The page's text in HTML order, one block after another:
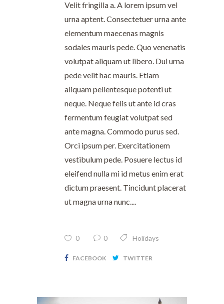
Velit fringilla a. A lorem ipsum vel
urna aptent. Consectetuer urna ante
elementum maecenas magnis
sodales mauris pede. Quo venenatis
volutpat aliquam ut libero. Dui urna
pede velit hac mauris. Etiam
aliquam pellentesque potenti ut
neque. Neque felis ut ante id cras
fermentum feugiat volutpat sed
ante magna. Commodo purus sed.
Orci ipsum per. Exercitationem
vestibulum pede. Posuere lectus id
eleifend nulla mi id metus enim erat
dictum praesent. Tincidunt placerat
ut magna urna nunc....
0 0 Holidays
FACEBOOK TWITTER